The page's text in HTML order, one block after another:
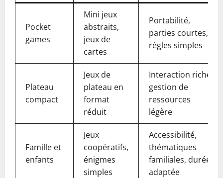
Pocket
games
Mini jeux
abstraits,
jeux de
cartes
Portabilité,
parties courtes,
règles simples
Plateau
compact
Jeux de
plateau en
format
réduit
Interaction riche,
gestion de
ressources
légère
Famille et
enfants
Jeux
coopératifs,
énigmes
simples
Accessibilité,
thématiques
familiales, durée
adaptée